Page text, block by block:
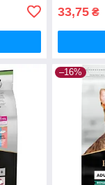
33,75 ₴
–16%